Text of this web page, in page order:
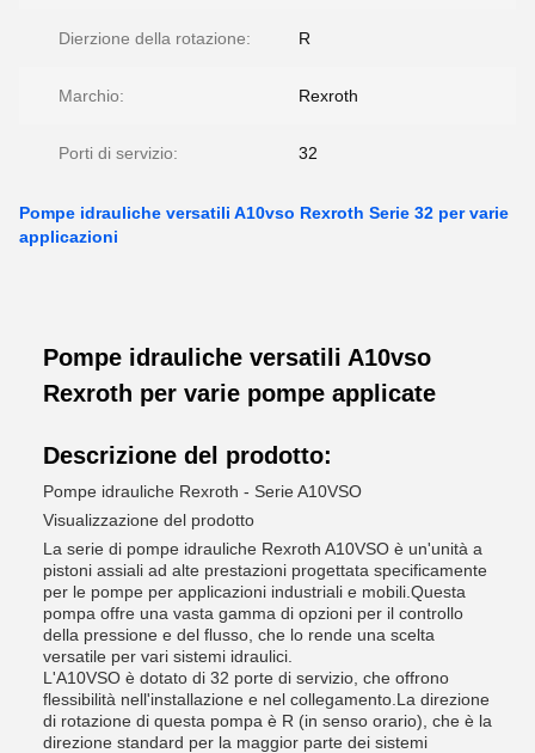
Dierzione della rotazione: R
Marchio: Rexroth
Porti di servizio: 32
Pompe idrauliche versatili A10vso Rexroth Serie 32 per varie
applicazioni
Pompe idrauliche versatili A10vso
Rexroth per varie pompe applicate
Descrizione del prodotto:
Pompe idrauliche Rexroth - Serie A10VSO
Visualizzazione del prodotto
La serie di pompe idrauliche Rexroth A10VSO è un'unità a
pistoni assiali ad alte prestazioni progettata specificamente
per le pompe per applicazioni industriali e mobili.Questa
pompa offre una vasta gamma di opzioni per il controllo
della pressione e del flusso, che lo rende una scelta
versatile per vari sistemi idraulici.
L'A10VSO è dotato di 32 porte di servizio, che offrono
flessibilità nell'installazione e nel collegamento.La direzione
di rotazione di questa pompa è R (in senso orario), che è la
direzione standard per la maggior parte dei sistemi